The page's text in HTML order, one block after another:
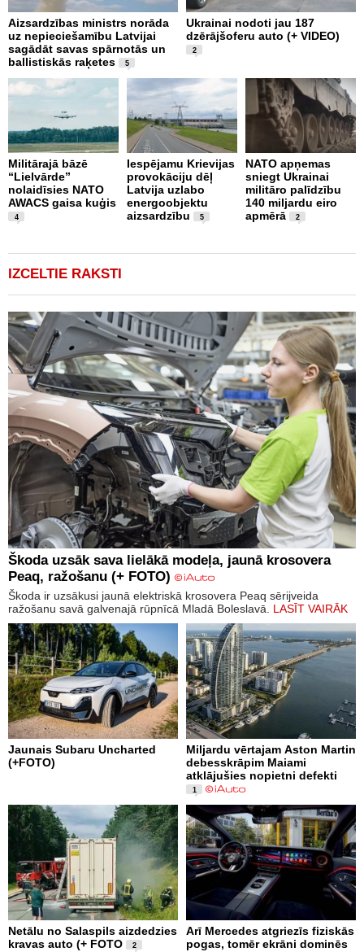
Aizsardzības ministrs norāda
uz nepieciešamību Latvijai
sagādāt savas spārnotās un
ballistiskās raķetes
5
Ukrainai nodoti jau 187
dzērājšoferu auto (+ VIDEO)
2
Militārajā bāzē
“Lielvārde”
nolaidīsies NATO
AWACS gaisa kuģis
4
Iespējamu Krievijas
provokāciju dēļ
Latvija uzlabo
energoobjektu
aizsardzību
5
NATO apņemas
sniegt Ukrainai
militāro palīdzību
140 miljardu eiro
apmērā
2
IZCELTIE RAKSTI
Škoda uzsāk sava lielākā modeļa, jaunā krosovera
Peaq, ražošanu (+ FOTO)
Škoda ir uzsākusi jaunā elektriskā krosovera Peaq sērijveida
ražošanu savā galvenajā rūpnīcā Mladā Boleslavā. LASĪT VAIRĀK
Jaunais Subaru Uncharted
(+FOTO)
Miljardu vērtajam Aston Martin
debesskrāpim Maiami
atklājušies nopietni defekti
1
Netālu no Salaspils aizdedzies
kravas auto (+ FOTO
2
Arī Mercedes atgriezīs fiziskās
pogas, tomēr ekrāni dominēs